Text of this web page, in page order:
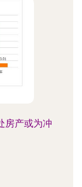
房产或为冲